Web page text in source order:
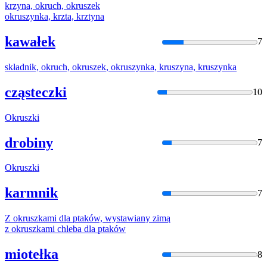
krzyna, okruch, okruszek
okruszynka, krzta, krztyna
kawałek 7
składnik, okruch, okruszek, okruszynka, kruszyna, kruszynka
cząsteczki 10
Okruszki
drobiny 7
Okruszki
karmnik 7
Z okruszkami dla ptaków, wystawiany zimą
z okruszkami chleba dla ptaków
miotełka 8